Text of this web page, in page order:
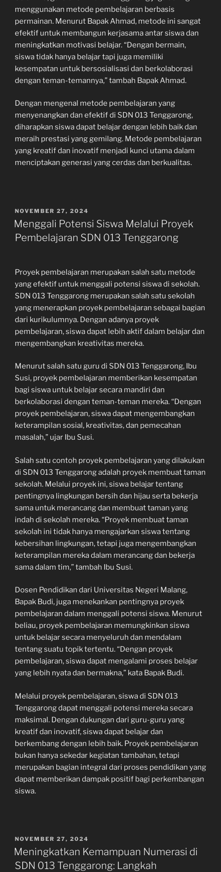
menggunakan metode pembelajaran berbasis
permainan. Menurut Bapak Ahmad, metode ini sangat
efektif untuk membangun kerjasama antar siswa dan
meningkatkan motivasi belajar. “Dengan bermain,
siswa tidak hanya belajar tapi juga memiliki
kesempatan untuk bersosialisasi dan berkolaborasi
dengan teman-temannya,” tambah Bapak Ahmad.
Dengan mengenal metode pembelajaran yang
menyenangkan dan efektif di SDN 013 Tenggarong,
diharapkan siswa dapat belajar dengan lebih baik dan
meraih prestasi yang gemilang. Metode pembelajaran
yang kreatif dan inovatif menjadi kunci utama dalam
menciptakan generasi yang cerdas dan berkualitas.
POSTED
ON
NOVEMBER 27, 2024
Menggali Potensi Siswa Melalui Proyek
Pembelajaran SDN 013 Tenggarong
Proyek pembelajaran merupakan salah satu metode
yang efektif untuk menggali potensi siswa di sekolah.
SDN 013 Tenggarong merupakan salah satu sekolah
yang menerapkan proyek pembelajaran sebagai bagian
dari kurikulumnya. Dengan adanya proyek
pembelajaran, siswa dapat lebih aktif dalam belajar dan
mengembangkan kreativitas mereka.
Menurut salah satu guru di SDN 013 Tenggarong, Ibu
Susi, proyek pembelajaran memberikan kesempatan
bagi siswa untuk belajar secara mandiri dan
berkolaborasi dengan teman-teman mereka. “Dengan
proyek pembelajaran, siswa dapat mengembangkan
keterampilan sosial, kreativitas, dan pemecahan
masalah,” ujar Ibu Susi.
Salah satu contoh proyek pembelajaran yang dilakukan
di SDN 013 Tenggarong adalah proyek membuat taman
sekolah. Melalui proyek ini, siswa belajar tentang
pentingnya lingkungan bersih dan hijau serta bekerja
sama untuk merancang dan membuat taman yang
indah di sekolah mereka. “Proyek membuat taman
sekolah ini tidak hanya mengajarkan siswa tentang
kebersihan lingkungan, tetapi juga mengembangkan
keterampilan mereka dalam merancang dan bekerja
sama dalam tim,” tambah Ibu Susi.
Dosen Pendidikan dari Universitas Negeri Malang,
Bapak Budi, juga menekankan pentingnya proyek
pembelajaran dalam menggali potensi siswa. Menurut
beliau, proyek pembelajaran memungkinkan siswa
untuk belajar secara menyeluruh dan mendalam
tentang suatu topik tertentu. “Dengan proyek
pembelajaran, siswa dapat mengalami proses belajar
yang lebih nyata dan bermakna,” kata Bapak Budi.
Melalui proyek pembelajaran, siswa di SDN 013
Tenggarong dapat menggali potensi mereka secara
maksimal. Dengan dukungan dari guru-guru yang
kreatif dan inovatif, siswa dapat belajar dan
berkembang dengan lebih baik. Proyek pembelajaran
bukan hanya sekedar kegiatan tambahan, tetapi
merupakan bagian integral dari proses pendidikan yang
dapat memberikan dampak positif bagi perkembangan
siswa.
POSTED
ON
NOVEMBER 27, 2024
Meningkatkan Kemampuan Numerasi di
SDN 013 Tenggarong: Langkah